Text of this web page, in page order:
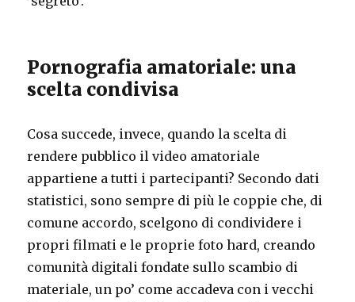
Pornografia amatoriale: una
scelta condivisa
Cosa succede, invece, quando la scelta di
rendere pubblico il video amatoriale
appartiene a tutti i partecipanti? Secondo dati
statistici, sono sempre di più le coppie che, di
comune accordo, scelgono di condividere i
propri filmati e le proprie foto hard, creando
comunità digitali fondate sullo scambio di
materiale, un po’ come accadeva con i vecchi